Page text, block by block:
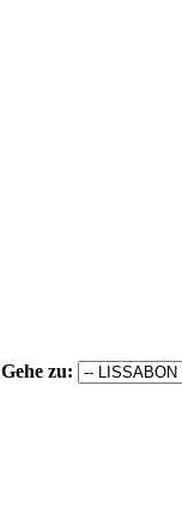
Gehe zu: